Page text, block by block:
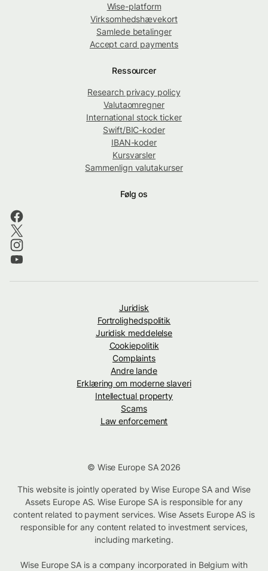
Wise-platform
Virksomhedshævekort
Samlede betalinger
Accept card payments
Ressourcer
Research privacy policy
Valutaomregner
International stock ticker
Swift/BIC-koder
IBAN-koder
Kursvarsler
Sammenlign valutakurser
Følg os
Juridisk
Fortrolighedspolitik
Juridisk meddelelse
Cookiepolitik
Complaints
Andre lande
Erklæring om moderne slaveri
Intellectual property
Scams
Law enforcement
© Wise Europe SA 2026
This website is jointly operated by Wise Europe SA and Wise
Assets Europe AS. Wise Europe SA is responsible for any
content related to payment services. Wise Assets Europe AS is
responsible for any content related to investment services,
including marketing.
Wise Europe SA is a company incorporated in Belgium with